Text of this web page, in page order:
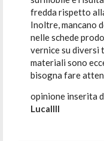
fredda rispetto
Inoltre, mancano
nelle schede
vernice su diversi
materiali sono
bisogna fare
opinione inserita
Lucallll